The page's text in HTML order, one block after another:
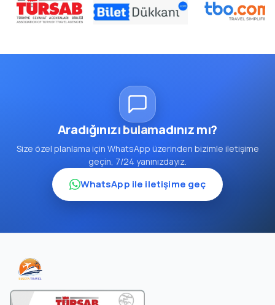
Aradığınızı bulamadınız mı?
Size özel planlama için WhatsApp üzerinden bizimle iletişime
geçin, 7/24 yanınızdayız.
WhatsApp ile iletişime geç